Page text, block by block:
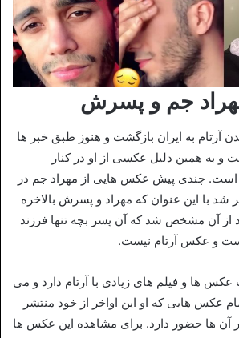
جم و پسرش
آرتام به ایران بازگشت و هنوز طبق خبر ها
و به همین دلیل عکسی از او در کنار
چندی پیش عکس هایی از مهراد جم در
شد با این عنوان که مهراد و پسرش بالاخره
از آن مشخص شد که آن پسر بچه تنها فرزند
و عکس آرتام نیست.
عکس ها و فیلم های زیادی با آرتام دارد و می
عکس هایی که او این اواخر از خود منتشر
ها حضور دارد. برای مشاهده این عکس ها